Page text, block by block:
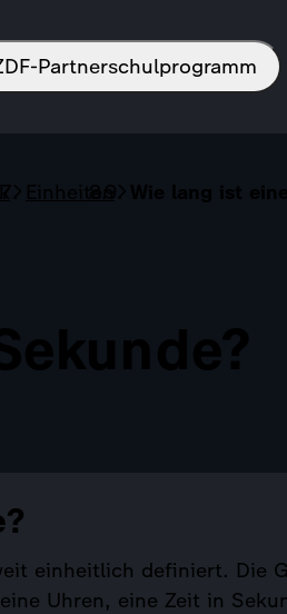
Partnerschulprogramm
Einheiten Wie lang ist
einheitlich definiert. Die
Uhren, eine Zeit in